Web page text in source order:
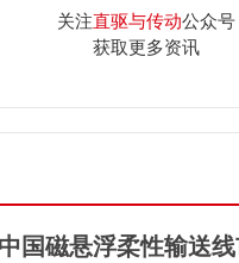
关注直驱与传动公众号
获取更多资讯
中国磁悬浮柔性输送